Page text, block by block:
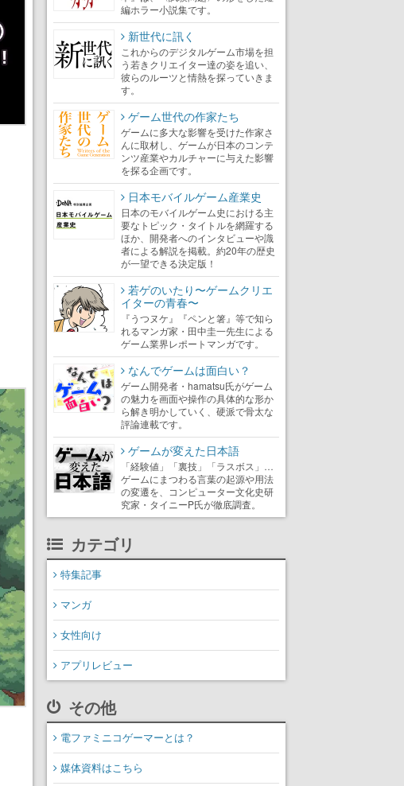
編ホラー小説集です。
新世代に訊く
これからのデジタルゲーム市場を担
う若きクリエイター達の姿を追い、
彼らのルーツと情熱を探っていきま
す。
ゲーム世代の作家たち
ゲームに多大な影響を受けた作家さ
んに取材し、ゲームが日本のコンテ
ンツ産業やカルチャーに与えた影響
を探る企画です。
日本モバイルゲーム産業史
日本のモバイルゲーム史における主
要なトピック・タイトルを網羅する
ほか、開発者へのインタビューや識
者による解説を掲載。約20年の歴史
が一望できる決定版！
若ゲのいたり〜ゲームクリエ
イターの青春〜
『うつヌケ』『ペンと箸』等で知ら
れるマンガ家・田中圭一先生による
ゲーム業界レポートマンガです。
なんでゲームは面白い？
ゲーム開発者・hamatsu氏がゲーム
の魅力を画面や操作の具体的な形か
ら解き明かしていく、硬派で骨太な
評論連載です。
ゲームが変えた日本語
「経験値」「裏技」「ラスボス」…
ゲームにまつわる言葉の起源や用法
の変遷を、コンピューター文化史研
究家・タイニーP氏が徹底調査。
カテゴリ
特集記事
マンガ
女性向け
アプリレビュー
その他
電ファミニコゲーマーとは？
媒体資料はこちら